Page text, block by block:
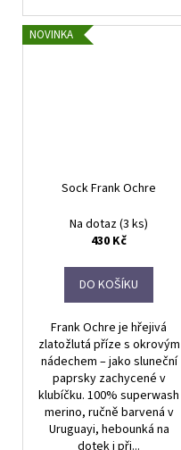
NOVINKA
Sock Frank Ochre
Na dotaz(3 ks)
430 Kč
DO KOŠÍKU
Frank Ochre je hřejivá
zlatožlutá příze s okrovým
nádechem – jako sluneční
paprsky zachycené v
klubíčku. 100% superwash
merino, ručně barvená v
Uruguayi, hebounká na